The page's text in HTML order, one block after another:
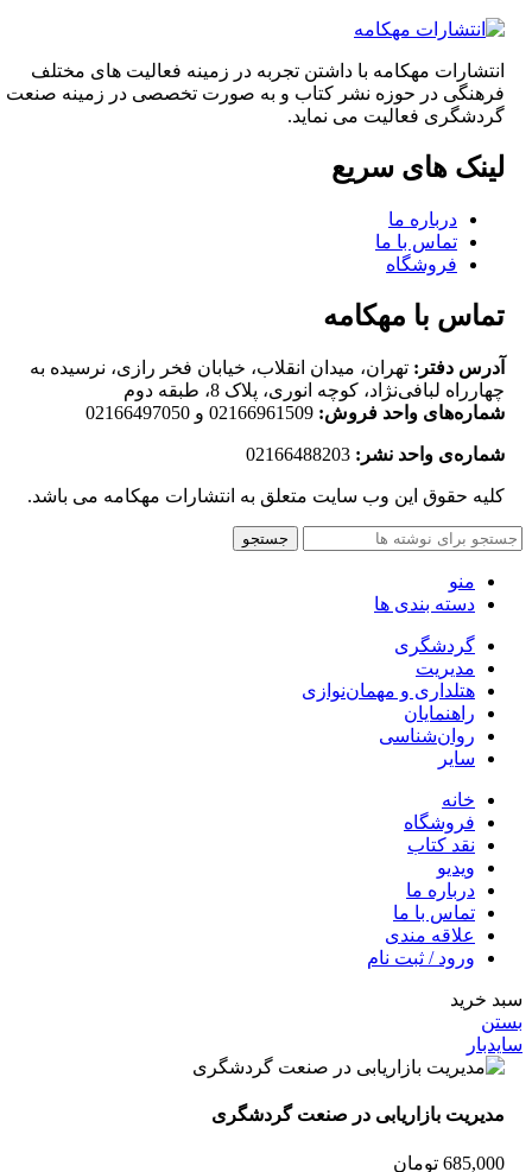
انتشارات مهکامه با داشتن تجربه در زمینه فعالیت های مختلف
فرهنگی در حوزه نشر کتاب و به صورت تخصصی در زمینه صنعت
گردشگری فعالیت می نماید.
لینک های سریع
درباره ما
تماس با ما
فروشگاه
تماس با مهکامه
آدرس دفتر: تهران، میدان انقلاب، خیابان فخر رازی، نرسیده به
چهارراه لبافی‌نژاد، کوچه انوری، پلاک 8، طبقه دوم
شماره‌های واحد فروش: 02166961509 و 02166497050
شماره‌‌ی واحد نشر:
کلیه حقوق این وب سایت متعلق به انتشارات مهکامه می باشد.
جستجو
منو
دسته بندی ها
گردشگری
مدیریت
هتلداری و مهمان‌نوازی
راهنمایان
روان‌شناسی
سایر
خانه
فروشگاه
نقد کتاب
ویدیو
درباره‌ ما
تماس با ما
علاقه مندی
ورود / ثبت نام
سبد خرید
بستن
سایدبار
مدیریت بازاریابی در صنعت گردشگری
685,000 تومان